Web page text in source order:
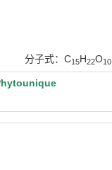
分子式：C15H22O10